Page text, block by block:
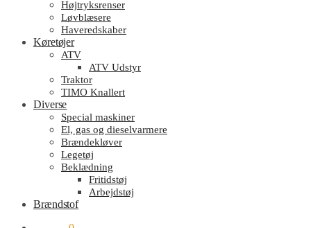
Højtryksrenser
Løvblæsere
Haveredskaber
Køretøjer
ATV
ATV Udstyr
Traktor
TIMO Knallert
Diverse
Special maskiner
El, gas og dieselvarmere
Brændekløver
Legetøj
Beklædning
Fritidstøj
Arbejdstøj
Brændstof